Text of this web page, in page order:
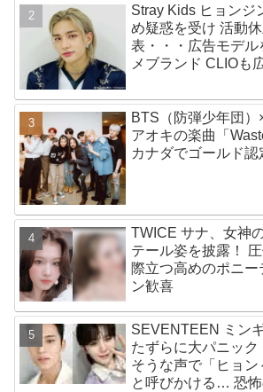
Stray Kids ヒョンジ
め疑惑を受け 活動
表・・・広告モデル
メブランド CLIOも
BTS（防弾少年団）
アオキの楽曲「
カナダでゴールド認
TWICE サナ、女神
テール姿を披露！
際立つ高めのポニー
ン歓喜
SEVENTEEN ミン
たずらに大パニック
そうな声で「ヒョン
と呼びかける… 恐